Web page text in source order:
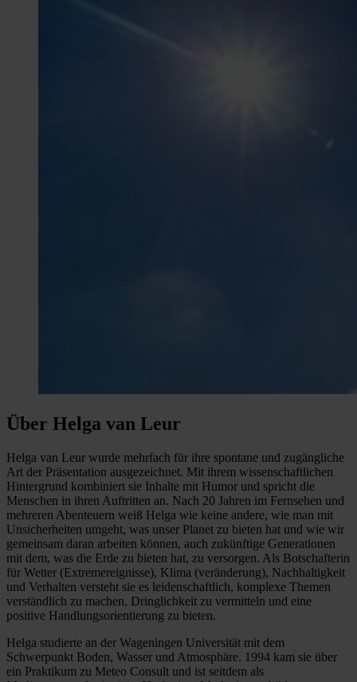
Über Helga van Leur
Helga van Leur wurde mehrfach für ihre spontane und zugängliche
Art der Präsentation ausgezeichnet. Mit ihrem wissenschaftlichen
Hintergrund kombiniert sie Inhalte mit Humor und spricht die
Menschen in ihren Auftritten an. Nach 20 Jahren im Fernsehen und
mehreren Abenteuern weiß Helga wie keine andere, wie man mit
Unsicherheiten umgeht, was unser Planet zu bieten hat und wie wir
gemeinsam daran arbeiten können, auch zukünftige Generationen
mit dem, was die Erde zu bieten hat, zu versorgen. Als Botschafterin
für Wetter (Extremereignisse), Klima (veränderung), Nachhaltigkeit
und Verhalten versteht sie es leidenschaftlich, komplexe Themen
verständlich zu machen, Dringlichkeit zu vermitteln und eine
positive Handlungsorientierung zu bieten.
Helga studierte an der Wageningen Universität mit dem
Schwerpunkt Boden, Wasser und Atmosphäre. 1994 kam sie über
ein Praktikum zu Meteo Consult und ist seitdem als